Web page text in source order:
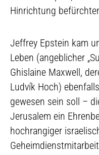
Hinrichtung
Jeffrey Epstein kam
Leben (angeblicher
Ghislaine Maxwell,
Ludvík Hoch)
gewesen sein soll –
Jerusalem ein
hochrangiger